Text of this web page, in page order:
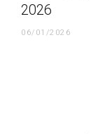
2026
06/01/2026